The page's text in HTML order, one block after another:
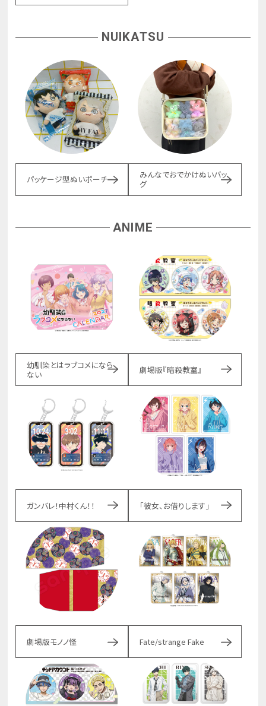
NUIKATSU
パッケージ型ぬいポーチ
みんなでおでかけぬいバッ
グ
ANIME
幼馴染とはラブコメになら
ない
劇場版『暗殺教室』
ガンバレ！中村くん！！ 「彼女、お借りします」
劇場版モノノ怪 Fate/strange Fake